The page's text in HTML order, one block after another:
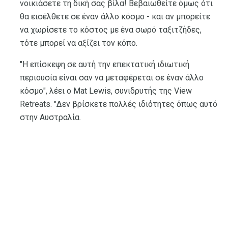
νοικιάσετε τη δική σας βίλα! Βεβαιωθείτε όμως ότι
θα εισέλθετε σε έναν άλλο κόσμο - και αν μπορείτε
να χωρίσετε το κόστος με ένα σωρό ταξιτζήδες,
τότε μπορεί να αξίζει τον κόπο.
"Η επίσκεψη σε αυτή την επεκτατική ιδιωτική
περιουσία είναι σαν να μεταφέρεται σε έναν άλλο
κόσμο", λέει ο Mat Lewis, συνιδρυτής της View
Retreats. "Δεν βρίσκετε πολλές ιδιότητες όπως αυτό
στην Αυστραλία.